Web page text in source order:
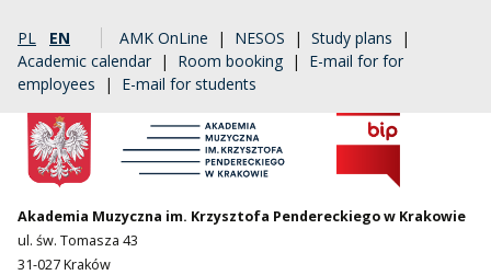
PL EN AMK OnLine | NESOS | Study plans |
Academic calendar | Room booking | E-mail for for
employees | E-mail for students
Akademia Muzyczna im. Krzysztofa Pendereckiego w Krakowie
ul. św. Tomasza 43
31-027 Kraków